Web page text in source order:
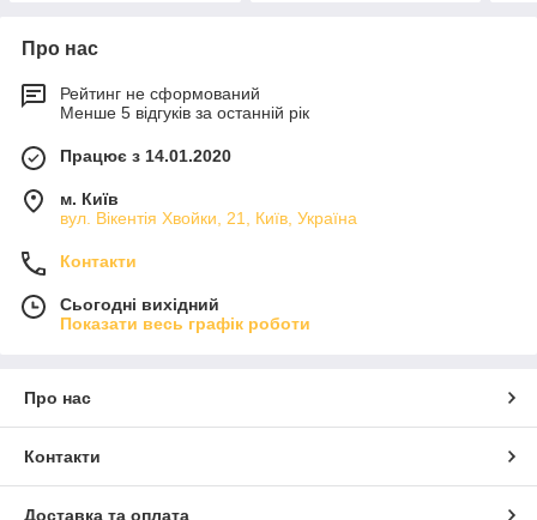
Про нас
Рейтинг не сформований
Менше 5 відгуків за останній рік
Працює з 14.01.2020
м. Київ
вул. Вікентія Хвойки, 21, Київ, Україна
Контакти
Сьогодні вихідний
Показати весь графік роботи
Про нас
Контакти
Доставка та оплата